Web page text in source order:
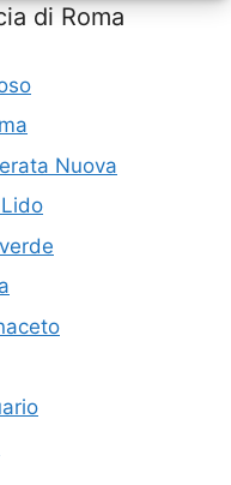
di Roma
Nuova